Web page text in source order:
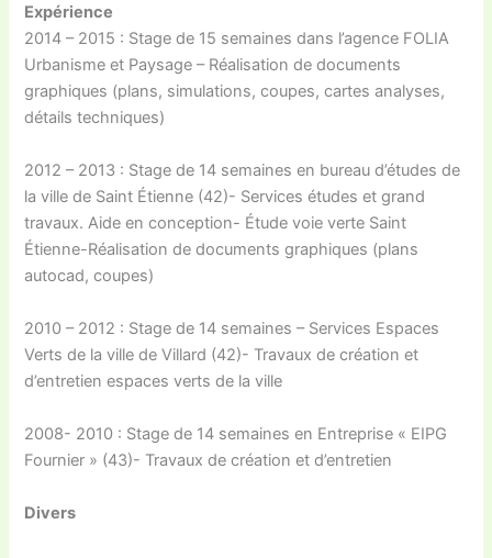
Expérience
2014 – 2015 : Stage de 15 semaines dans l’agence FOLIA
Urbanisme et Paysage – Réalisation de documents
graphiques (plans, simulations, coupes, cartes analyses,
détails techniques)
2012 – 2013 : Stage de 14 semaines en bureau d’études de
la ville de Saint Étienne (42)- Services études et grand
travaux. Aide en conception- Étude voie verte Saint
Étienne-Réalisation de documents graphiques (plans
autocad, coupes)
2010 – 2012 : Stage de 14 semaines – Services Espaces
Verts de la ville de Villard (42)- Travaux de création et
d’entretien espaces verts de la ville
2008- 2010 : Stage de 14 semaines en Entreprise « EIPG
Fournier » (43)- Travaux de création et d’entretien
Divers